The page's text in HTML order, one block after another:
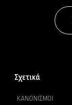
Σχετικά
ΚΑΝΟΝΙΣΜΟΊ